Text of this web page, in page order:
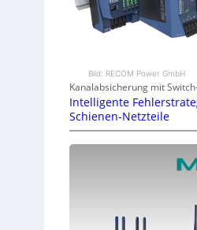
Bild: RECOM Power GmbH
Kanalabsicherung mit
Intelligente
Schienen-Netzteile